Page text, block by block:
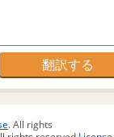
. All rights